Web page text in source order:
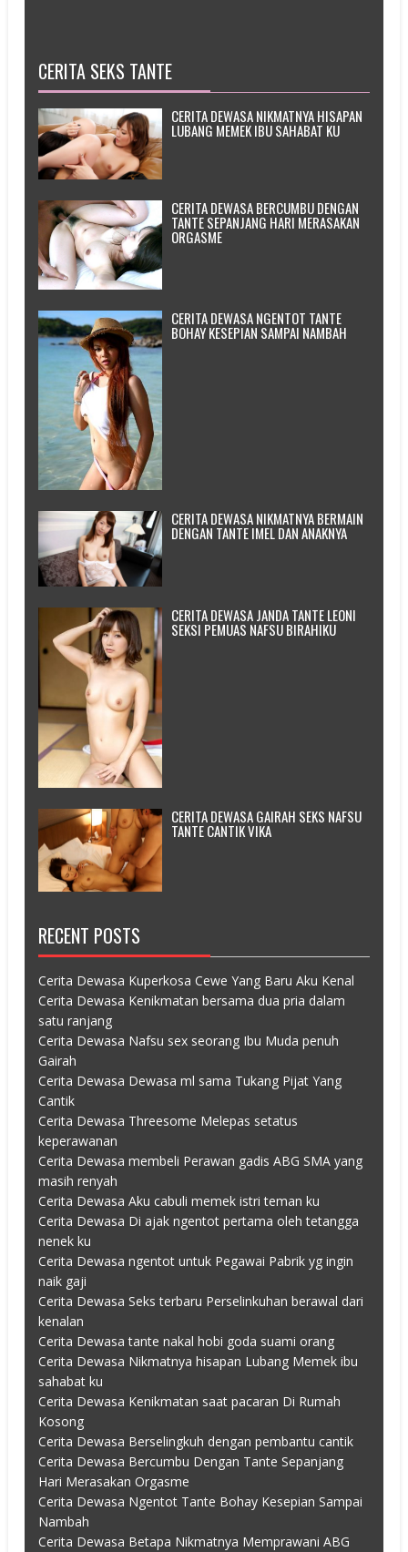
CERITA SEKS TANTE
CERITA DEWASA NIKMATNYA HISAPAN
LUBANG MEMEK IBU SAHABAT KU
CERITA DEWASA BERCUMBU DENGAN
TANTE SEPANJANG HARI MERASAKAN
ORGASME
CERITA DEWASA NGENTOT TANTE
BOHAY KESEPIAN SAMPAI NAMBAH
CERITA DEWASA NIKMATNYA BERMAIN
DENGAN TANTE IMEL DAN ANAKNYA
CERITA DEWASA JANDA TANTE LEONI
SEKSI PEMUAS NAFSU BIRAHIKU
CERITA DEWASA GAIRAH SEKS NAFSU
TANTE CANTIK VIKA
RECENT POSTS
Cerita Dewasa Kuperkosa Cewe Yang Baru Aku Kenal
Cerita Dewasa Kenikmatan bersama dua pria dalam
satu ranjang
Cerita Dewasa Nafsu sex seorang Ibu Muda penuh
Gairah
Cerita Dewasa Dewasa ml sama Tukang Pijat Yang
Cantik
Cerita Dewasa Threesome Melepas setatus
keperawanan
Cerita Dewasa membeli Perawan gadis ABG SMA yang
masih renyah
Cerita Dewasa Aku cabuli memek istri teman ku
Cerita Dewasa Di ajak ngentot pertama oleh tetangga
nenek ku
Cerita Dewasa ngentot untuk Pegawai Pabrik yg ingin
naik gaji
Cerita Dewasa Seks terbaru Perselinkuhan berawal dari
kenalan
Cerita Dewasa tante nakal hobi goda suami orang
Cerita Dewasa Nikmatnya hisapan Lubang Memek ibu
sahabat ku
Cerita Dewasa Kenikmatan saat pacaran Di Rumah
Kosong
Cerita Dewasa Berselingkuh dengan pembantu cantik
Cerita Dewasa Bercumbu Dengan Tante Sepanjang
Hari Merasakan Orgasme
Cerita Dewasa Ngentot Tante Bohay Kesepian Sampai
Nambah
Cerita Dewasa Betapa Nikmatnya Memprawani ABG